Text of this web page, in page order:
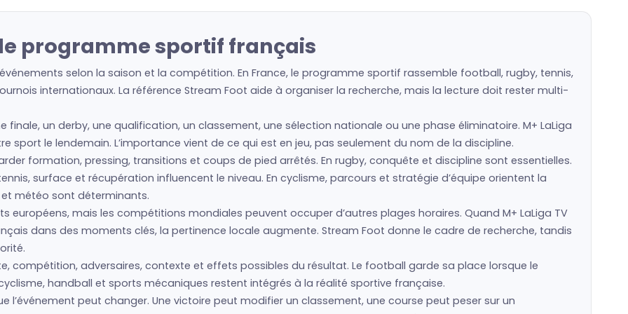
le programme sportif français
selon la saison et la compétition. En France, le programme sportif rassemble football, rugby, tennis,
internationaux. La référence Stream Foot aide à organiser la recherche, mais la lecture doit rester multi-
finale, un derby, une qualification, un classement, une sélection nationale ou une phase éliminatoire. M+ LaLiga
sport le lendemain. L’importance vient de ce qui est en jeu, pas seulement du nom de la discipline.
formation, pressing, transitions et coups de pied arrêtés. En rugby, conquête et discipline sont essentielles.
surface et récupération influencent le niveau. En cyclisme, parcours et stratégie d’équipe orientent la
météo sont déterminants.
européens, mais les compétitions mondiales peuvent occuper d’autres plages horaires. Quand M+ LaLiga TV
dans des moments clés, la pertinence locale augmente. Stream Foot donne le cadre de recherche, tandis
compétition, adversaires, contexte et effets possibles du résultat. Le football garde sa place lorsque le
handball et sports mécaniques restent intégrés à la réalité sportive française.
l’événement peut changer. Une victoire peut modifier un classement, une course peut peser sur un